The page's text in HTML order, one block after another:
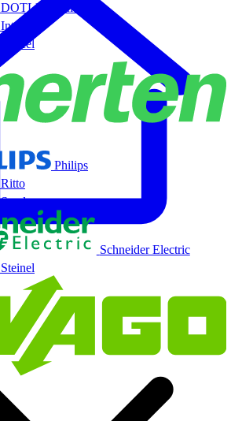
DOTLUX GmbH
Interact
Kaufel
Philips
Ritto
Sarel
Schneider Electric
Steinel